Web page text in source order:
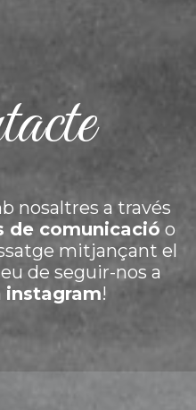
nosaltres a través
de comunicació o
mitjançant el
de seguir-nos a
instagram!